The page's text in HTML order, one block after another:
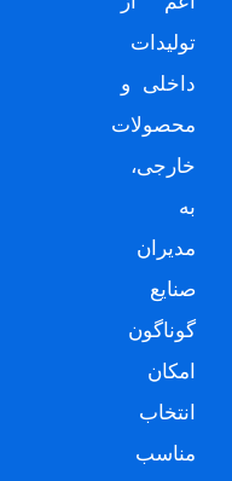
تولیدات
داخلی و
محصولات
خارجی،
به
مدیران
صنایع
گوناگون
امکان
انتخاب
مناسب